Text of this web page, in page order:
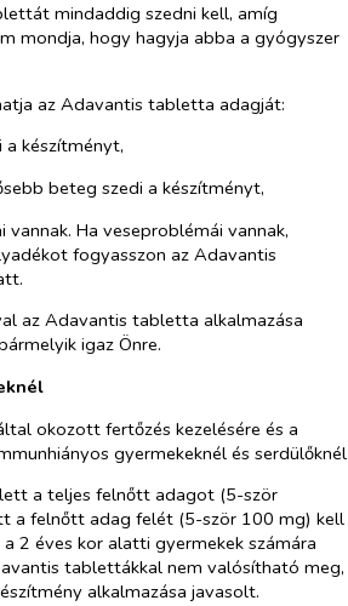
mindaddig szedni kell, amíg
mondja, hogy hagyja abba a gyógyszer
az Adavantis tabletta adagját:
a készítményt,
beteg szedi a készítményt,
vannak. Ha veseproblémái vannak,
fogyasszon az Adavantis
az Adavantis tabletta alkalmazása
igaz Önre.
okozott fertőzés kezelésére és a
gyermekeknél és serdülőknél
a teljes felnőtt adagot (5-ször
a felnőtt adag felét (5-ször 100 mg) kell
2 éves kor alatti gyermekek számára
tablettákkal nem valósítható meg,
alkalmazása javasolt.